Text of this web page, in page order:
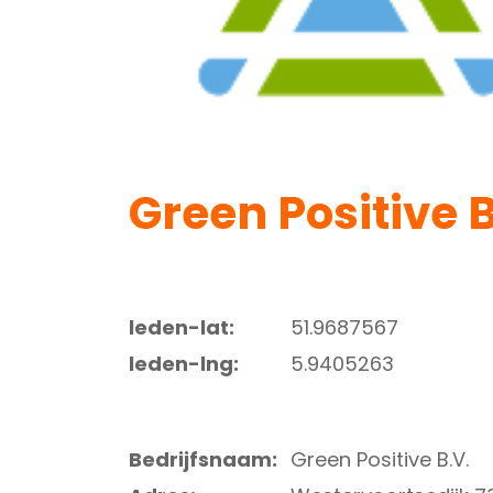
Green Positive
leden-lat:
51.9687567
leden-lng:
5.9405263
Bedrijfsnaam: Green Positive B.V.